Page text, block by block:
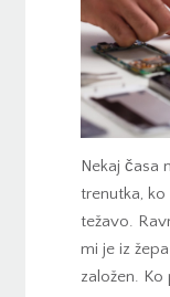
Nekaj časa
trenutka,
težavo.
mi je iz
založen.